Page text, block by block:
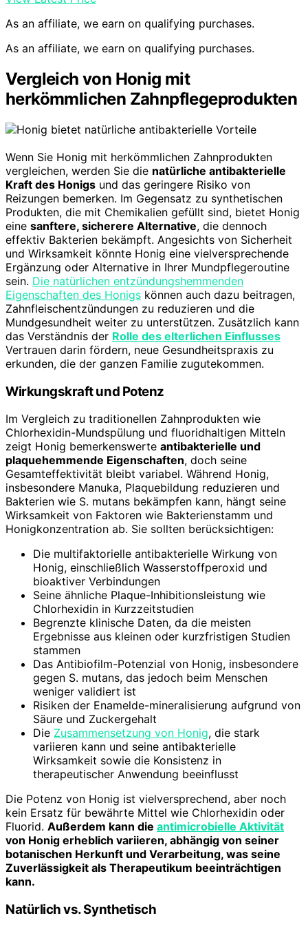
As an affiliate, we earn on qualifying purchases.
As an affiliate, we earn on qualifying purchases.
Vergleich von Honig mit
herkömmlichen Zahnpflegeprodukten
Wenn Sie Honig mit herkömmlichen Zahnprodukten
vergleichen, werden Sie die natürliche antibakterielle
Kraft des Honigs und das geringere Risiko von
Reizungen bemerken. Im Gegensatz zu synthetischen
Produkten, die mit Chemikalien gefüllt sind, bietet Honig
eine sanftere, sicherere Alternative, die dennoch
effektiv Bakterien bekämpft. Angesichts von Sicherheit
und Wirksamkeit könnte Honig eine vielversprechende
Ergänzung oder Alternative in Ihrer Mundpflegeroutine
sein. Die natürlichen entzündungshemmenden
Eigenschaften des Honigs können auch dazu beitragen,
Zahnfleischentzündungen zu reduzieren und die
Mundgesundheit weiter zu unterstützen. Zusätzlich kann
das Verständnis der Rolle des elterlichen Einflusses
Vertrauen darin fördern, neue Gesundheitspraxis zu
erkunden, die der ganzen Familie zugutekommen.
Wirkungskraft und Potenz
Im Vergleich zu traditionellen Zahnprodukten wie
Chlorhexidin-Mundspülung und fluoridhaltigen Mitteln
zeigt Honig bemerkenswerte antibakterielle und
plaquehemmende Eigenschaften, doch seine
Gesamteffektivität bleibt variabel. Während Honig,
insbesondere Manuka, Plaquebildung reduzieren und
Bakterien wie S. mutans bekämpfen kann, hängt seine
Wirksamkeit von Faktoren wie Bakterienstamm und
Honigkonzentration ab. Sie sollten berücksichtigen:
Die multifaktorielle antibakterielle Wirkung von
Honig, einschließlich Wasserstoffperoxid und
bioaktiver Verbindungen
Seine ähnliche Plaque-Inhibitionsleistung wie
Chlorhexidin in Kurzzeitstudien
Begrenzte klinische Daten, da die meisten
Ergebnisse aus kleinen oder kurzfristigen Studien
stammen
Das Antibiofilm-Potenzial von Honig, insbesondere
gegen S. mutans, das jedoch beim Menschen
weniger validiert ist
Risiken der Enamelde-mineralisierung aufgrund von
Säure und Zuckergehalt
Die Zusammensetzung von Honig, die stark
variieren kann und seine antibakterielle
Wirksamkeit sowie die Konsistenz in
therapeutischer Anwendung beeinflusst
Die Potenz von Honig ist vielversprechend, aber noch
kein Ersatz für bewährte Mittel wie Chlorhexidin oder
Fluorid. Außerdem kann die antimicrobielle Aktivität
von Honig erheblich variieren, abhängig von seiner
botanischen Herkunft und Verarbeitung, was seine
Zuverlässigkeit als Therapeutikum beeinträchtigen
kann.
Natürlich vs. Synthetisch